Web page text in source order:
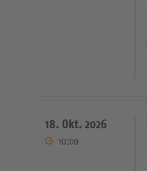
18. Okt. 2026
10:00